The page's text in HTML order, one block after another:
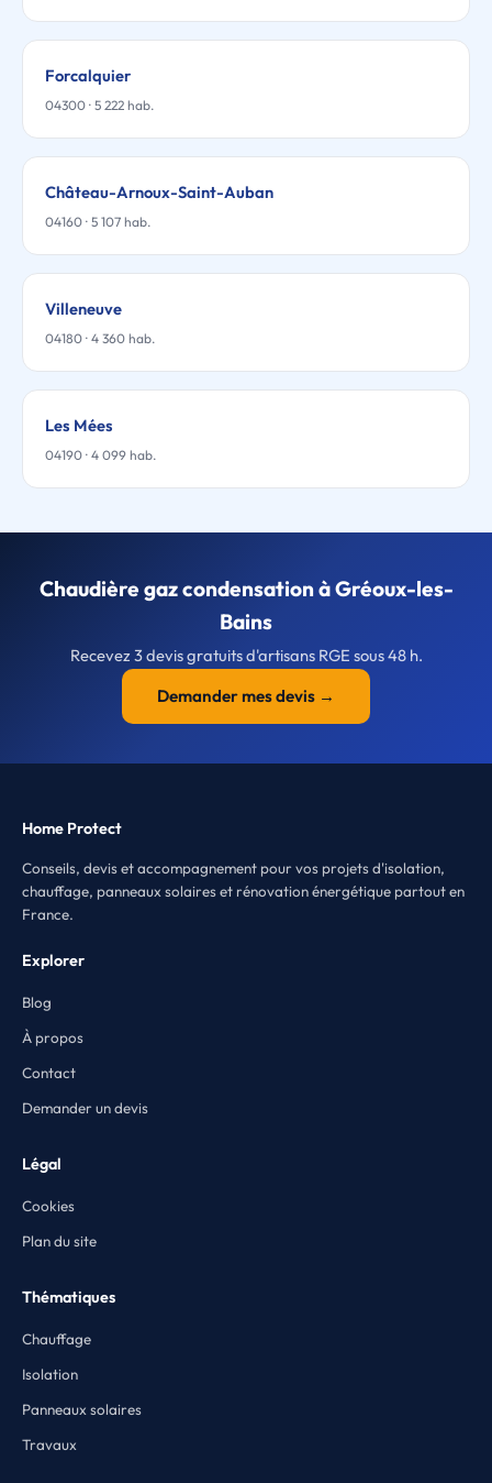
Forcalquier
04300 · 5 222 hab.
Château-Arnoux-Saint-Auban
04160 · 5 107 hab.
Villeneuve
04180 · 4 360 hab.
Les Mées
04190 · 4 099 hab.
Chaudière gaz condensation à Gréoux-les-
Bains
Recevez 3 devis gratuits d'artisans RGE sous 48 h.
Demander mes devis →
Home Protect
Conseils, devis et accompagnement pour vos projets d'isolation,
chauffage, panneaux solaires et rénovation énergétique partout en
France.
Explorer
Blog
À propos
Contact
Demander un devis
Légal
Cookies
Plan du site
Thématiques
Chauffage
Isolation
Panneaux solaires
Travaux